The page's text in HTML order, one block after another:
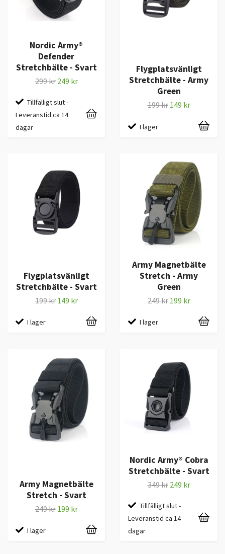
Nordic Army®
Defender
Stretchbälte - Svart
299 kr 249 kr
Tillfälligt slut -
Leveranstid ca 14
dagar
Flygplatsvänligt
Stretchbälte - Army
Green
199 kr 149 kr
I lager
Flygplatsvänligt
Stretchbälte - Svart
199 kr 149 kr
I lager
Army Magnetbälte
Stretch - Army
Green
249 kr 199 kr
I lager
Army Magnetbälte
Stretch - Svart
249 kr 199 kr
I lager
Nordic Army® Cobra
Stretchbälte - Svart
349 kr 249 kr
Tillfälligt slut -
Leveranstid ca 14
dagar